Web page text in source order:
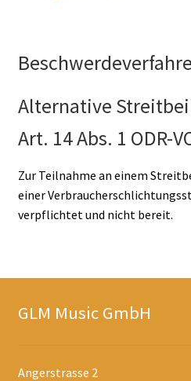
Alternative
Art. 14 Abs. 1 ODR-
Zur Teilnahme an einem
einer
verpflichtet und nicht bereit.
GLM Music GmbH
Angerstrasse 2